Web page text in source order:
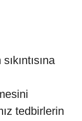
tedbirlerin